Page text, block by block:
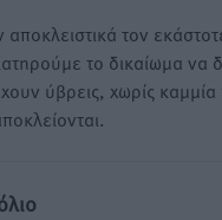
τον
το δικαίωμα
ύβρεις, χωρίς